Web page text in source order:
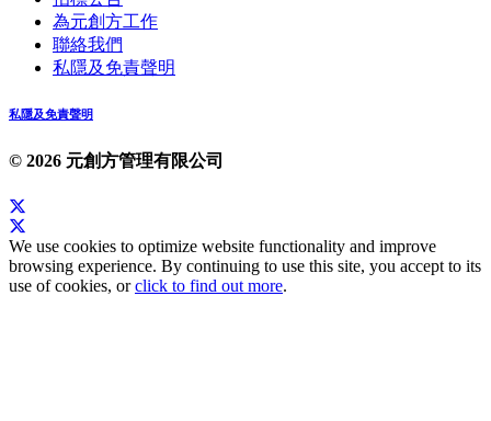
為元創方工作
聯絡我們
私隱及免責聲明
私隱及免責聲明
© 2026 元創方管理有限公司
We use cookies to optimize website functionality and improve
browsing experience. By continuing to use this site, you accept to its
use of cookies, orclick to find out more.